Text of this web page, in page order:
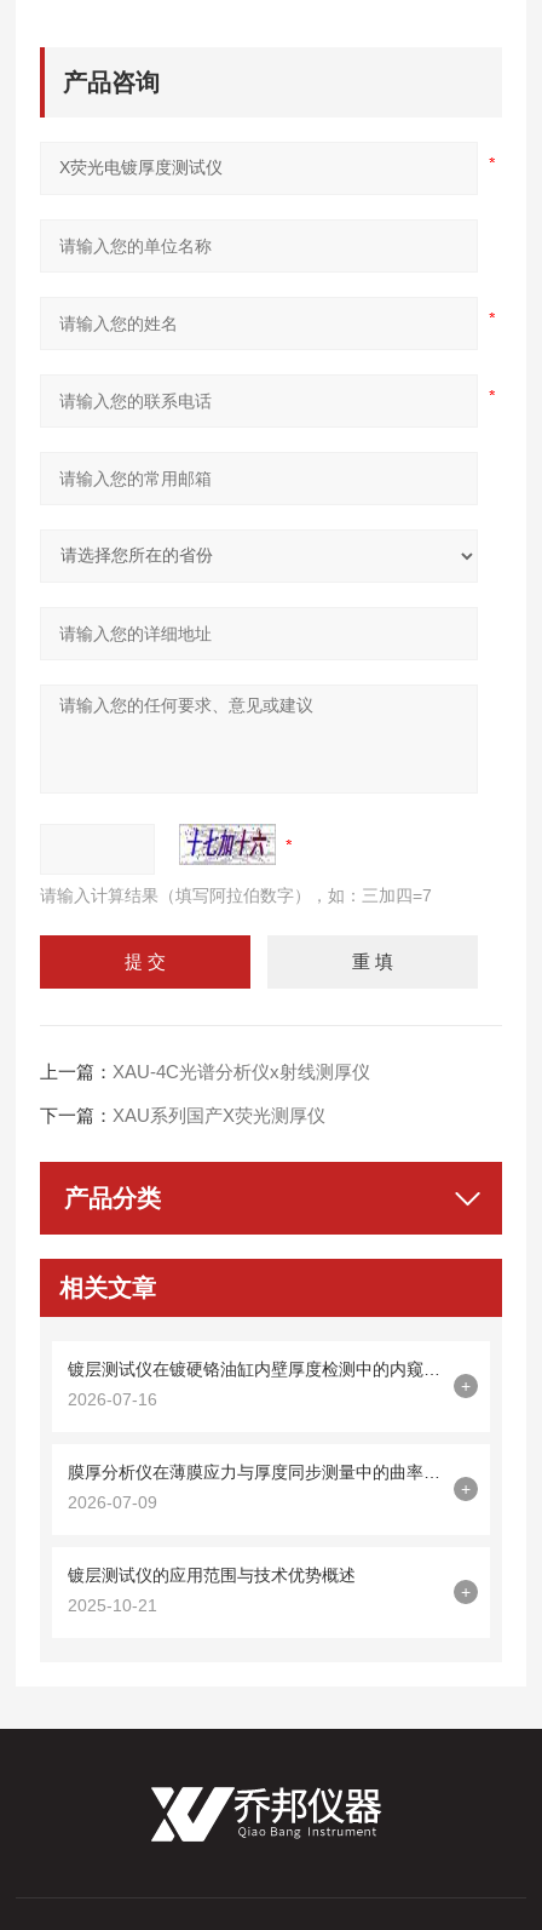
产品咨询
请输入计算结果（填写阿拉伯数字），如：三加四=7
上一篇： XAU-4C光谱分析仪x射线测厚仪
下一篇： XAU系列国产X荧光测厚仪
产品分类
相关文章
2026-07-16
+
2026-07-09
+
镀层测试仪的应用范围与技术优势概述
2025-10-21
+